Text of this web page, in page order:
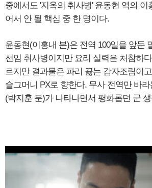
중에서도 '지옥의 취사병' 윤동현 역의
어서 안 될 핵심 중 한 명이다.
윤동현(이홍내 분)은 전역 100일을 앞둔
선임 취사병이지만 요리 실력은 처참하
르지만 결과물은 파리 끓는 감자조림이
슬그머니 PX로 향한다. 무사 전역만 바
(박지훈 분)가 나타나면서 평화롭던 군